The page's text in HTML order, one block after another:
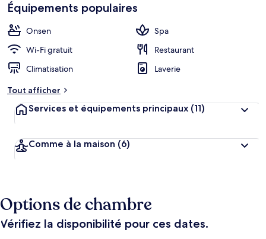
Équipements populaires
Onsen
Spa
Wi-Fi gratuit
Restaurant
Climatisation
Laverie
Tout afficher
Services et équipements principaux (11)
Comme à la maison (6)
Options de chambre
Vérifiez la disponibilité pour ces dates.